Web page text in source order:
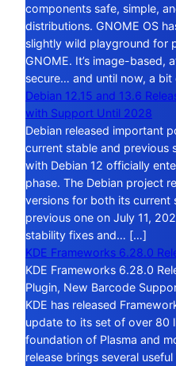
components safe, simple,
distributions. GNOME OS
slightly wild playground for
GNOME. It’s image-based,
secure… and until now, a
Debian 12.15 and 13.6
with Support Until 2028
Debian released important
current stable and previous
with Debian 12 officially
phase. The Debian project
versions for both its current
previous one on July 11,
stability fixes and… […]
KDE Frameworks 6.28.0
KDE Frameworks 6.28.0
Plugin, New Barcode
KDE has released
update to its set of over 80
foundation of Plasma and
release brings several